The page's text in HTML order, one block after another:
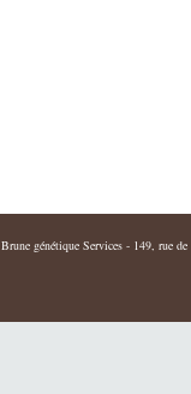
Brune génétique Services - 149, rue